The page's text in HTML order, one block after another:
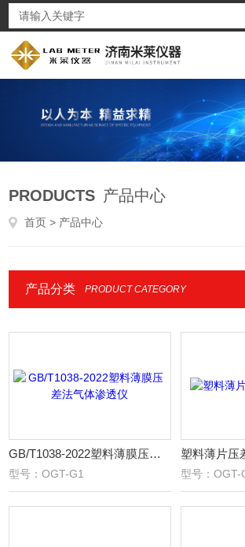
PRODUCTS 产品中心
首页 > 产品中心
产品分类 PRODUCT CATEGORY
GB/T1038-2022塑料薄膜压差法气体渗透仪
型号：OGT-G1
塑料薄片压
型号：OGT-